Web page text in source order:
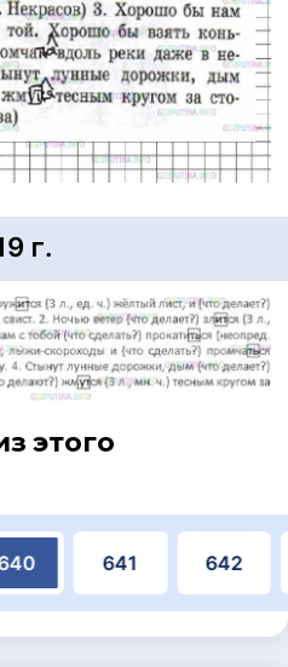
г.
этого
641 642